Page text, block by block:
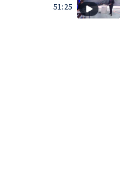
51:25